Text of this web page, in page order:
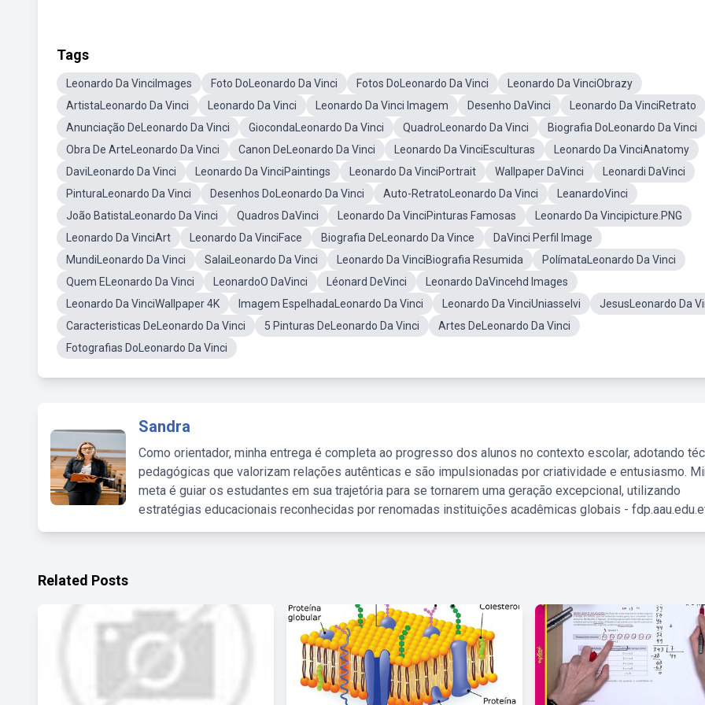
Tags
Leonardo Da VinciImages Foto DoLeonardo Da Vinci Fotos DoLeonardo Da Vinci
Leonardo Da VinciObrazy
ArtistaLeonardo Da Vinci
Leonardo Da Vinci Leonardo Da Vinci Imagem Desenho DaVinci
Leonardo Da VinciRetrato
Anunciação DeLeonardo Da Vinci
GiocondaLeonardo Da Vinci QuadroLeonardo Da Vinci
Biografia DoLeonardo Da Vinci
Obra De ArteLeonardo Da Vinci
Canon DeLeonardo Da Vinci Leonardo Da VinciEsculturas
Leonardo Da VinciAnatomy
DaviLeonardo Da Vinci
Leonardo Da VinciPaintings Leonardo Da VinciPortrait Wallpaper DaVinci
Leonardi DaVinci
PinturaLeonardo Da Vinci
Desenhos DoLeonardo Da Vinci Auto-RetratoLeonardo Da Vinci
LeanardoVinci
João BatistaLeonardo Da Vinci
Quadros DaVinci Leonardo Da VinciPinturas Famosas
Leonardo Da Vincipicture.PNG
Leonardo Da VinciArt
Leonardo Da VinciFace Biografia DeLeonardo Da Vince
DaVinci Perfil Image
MundiLeonardo Da Vinci
SalaiLeonardo Da Vinci Leonardo Da VinciBiografia Resumida
PolímataLeonardo Da Vinci
Quem ELeonardo Da Vinci
LeonardoO DaVinci Léonard DeVinci
Leonardo DaVincehd Images
Leonardo Da VinciWallpaper 4K
Imagem EspelhadaLeonardo Da Vinci Leonardo Da VinciUniasselvi
JesusLeonardo Da
Caracteristicas DeLeonardo Da Vinci
5 Pinturas DeLeonardo Da Vinci
Artes DeLeonardo Da Vinci
Fotografias DoLeonardo Da Vinci
Sandra
Como orientador, minha entrega é completa ao progresso dos alunos no contexto escolar, adotando
pedagógicas que valorizam relações autênticas e são impulsionadas por criatividade e entusiasmo.
meta é guiar os estudantes em sua trajetória para se tornarem uma geração excepcional, utilizando
estratégias educacionais reconhecidas por renomadas instituições acadêmicas globais -
Related Posts